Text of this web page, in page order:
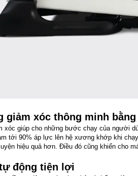
giảm xóc thông minh
xóc giúp cho những bước chạy của người
tới 90% áp lực lên hệ xương khớp khi
hiệu quả hơn. Điều đó cũng khiến cho
động tiện lợi